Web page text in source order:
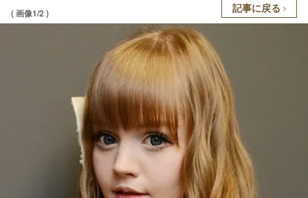
( 画像1/2 ) 記事に戻る